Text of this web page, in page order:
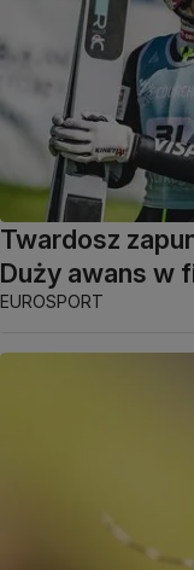
Twardosz
Duży awans w
EUROSPORT